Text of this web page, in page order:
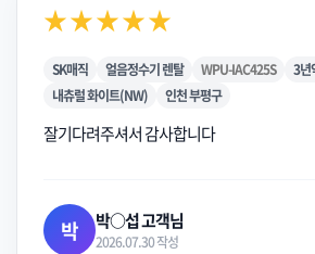
★★★★★
SK매직 얼음정수기 렌탈 WPU-IAC425S
3년
내츄럴 화이트(NW)
인천 부평구
잘기다려주셔서 감사합니다
박 박○섭 고객님
2026.07.30 작성